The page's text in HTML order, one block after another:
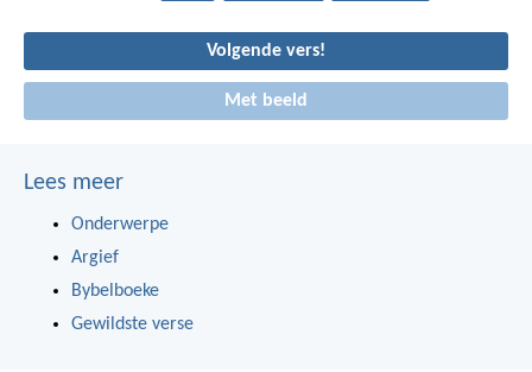
Volgende vers!
Met beeld
Lees meer
Onderwerpe
Argief
Bybelboeke
Gewildste verse